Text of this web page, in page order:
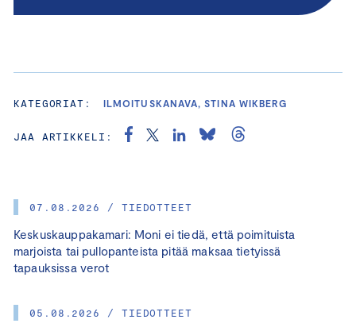
07.08.2026 / TIEDOTTEET
Keskuskauppakamari: Moni ei tiedä, että poimituista
marjoista tai pullopanteista pitää maksaa tietyissä
tapauksissa verot
05.08.2026 / TIEDOTTEET
KATEGORIAT: ILMOITUSKANAVA, STINA WIKBERG
JAA ARTIKKELI: